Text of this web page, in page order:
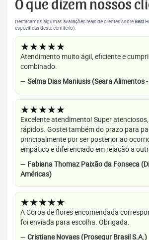
O que dizem nossos
Destacamos algumas avaliações reais de clientes sobre Best
específicas deste cemitério).
★★★★★
Atendimento muito ágil, eficiente e
combinado.
— Selma Dias Maniusis (Seara Alimentos -
★★★★★
Excelente atendimento! Super
rápidos. Gostei também do prazo para
principalmente por ser posterior ao
empático e diferenciado em relação a
— Fabiana Thomaz Paixão da Fonseca
Américas)
★★★★★
A Coroa de flores encomendada
foi enviada para escolha. Obrigada.
— Cristiane Novaes (Prosegur Brasil S.A.)